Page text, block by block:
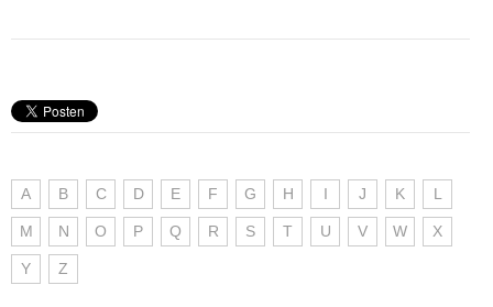
A B C D E F G H I J K L
M N O P Q R S T U V W X
Y Z